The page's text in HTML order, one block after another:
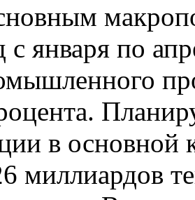
с января по
в основной
миллиардов